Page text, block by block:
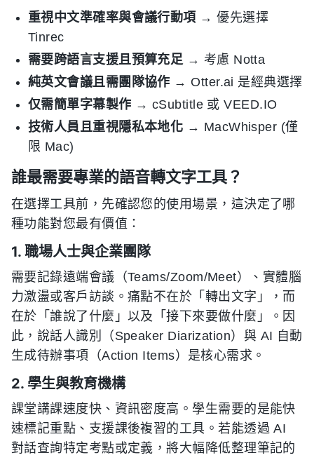
重視中文準確率與會議行動項 → 優先選擇
Tinrec
需要跨語言支援且預算充足→ 考慮 Notta
純英文會議且需團隊協作 → Otter.ai 是經典選擇
仅需簡單字幕製作 → cSubtitle 或 VEED.IO
技術人員且重視隱私本地化 → MacWhisper (僅
限 Mac)
誰最需要專業的語音轉文字工具？
在選擇工具前，先確認您的使用場景，這決定了哪
種功能對您最有價值：
1. 職場人士與企業團隊
需要記錄遠端會議（Teams/Zoom/Meet）、實體腦
力激盪或客戶訪談。痛點不在於「轉出文字」，而
在於「誰說了什麼」以及「接下來要做什麼」。因
此，說話人識別（Speaker Diarization）與 AI 自動
生成待辦事項（Action Items）是核心需求。
2. 學生與教育機構
課堂講課速度快、資訊密度高。學生需要的是能快
速標記重點、支援課後複習的工具。若能透過 AI
對話查詢特定考點或定義，將大幅降低整理筆記的